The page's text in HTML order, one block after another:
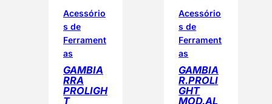
D
T
E
M
Acessório
s de
Ferrament
as
GAMBIA
RRA
PROLIGH
T
D
T
E
M
P
Acessório
s de
Ferrament
as
GAMBIA
R.PROLI
GHT
MOD.AL